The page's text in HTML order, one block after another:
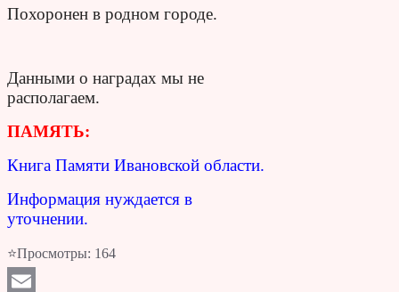
Похоронен в родном городе.
Данными о наградах мы не
располагаем.
ПАМЯТЬ:
Книга Памяти Ивановской области.
Информация нуждается в
уточнении.
⭐Просмотры: 164